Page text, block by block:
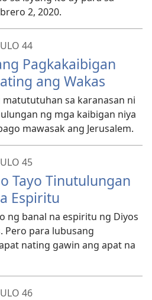
2, 2020.
44
Pagkakaibigan
ang Wakas
sa karanasan ni
ng mga kaibigan niya
mawasak ang Jerusalem.
45
Tayo Tinutulungan
Espiritu
ng banal na espiritu ng Diyos
Pero para lubusang
nating gawin ang apat na
46